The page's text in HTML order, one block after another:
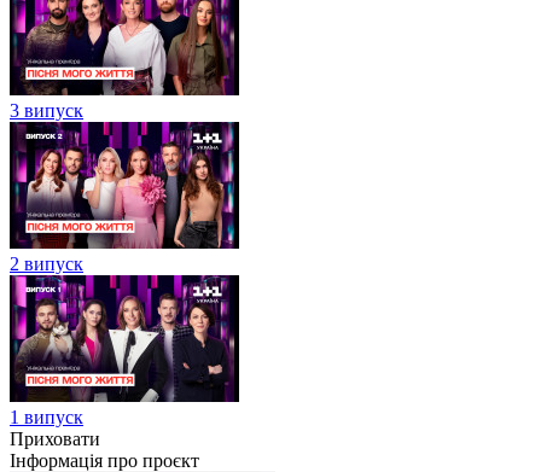
3 випуск
2 випуск
1 випуск
Приховати
Інформація про проєкт